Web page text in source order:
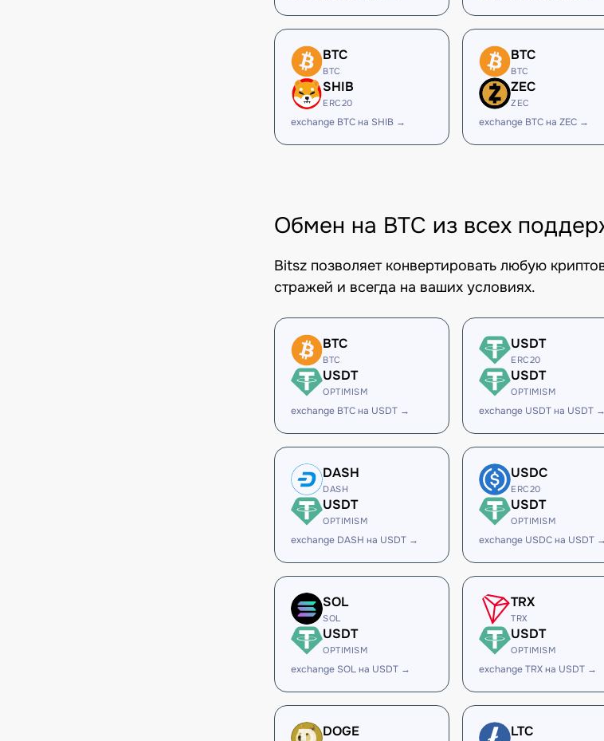
BTC
BTC
SHIB
ERC20
exchange BTC на SHIB →
BTC
BTC
ZEC
ZEC
exchange BTC на ZEC →
Обмен на BTC из всех
Bitsz позволяет конвертировать любую
стражей и всегда на ваших условиях.
BTC
BTC
USDT
OPTIMISM
exchange BTC на USDT →
USDT
ERC20
USDT
OPTIMISM
exchange USDT на USDT →
DASH
DASH
USDT
OPTIMISM
exchange DASH на USDT →
USDC
ERC20
USDT
OPTIMISM
exchange USDC на USDT →
SOL
SOL
USDT
OPTIMISM
exchange SOL на USDT →
TRX
TRX
USDT
OPTIMISM
exchange TRX на USDT →
DOGE LTC